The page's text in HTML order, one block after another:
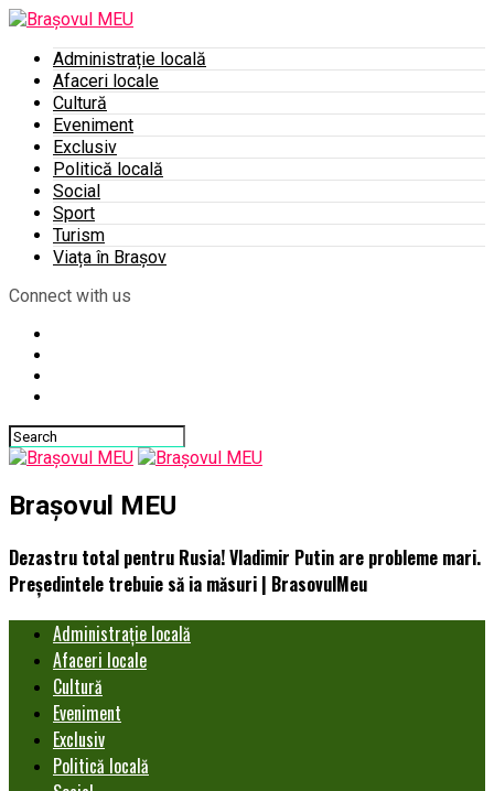
Administrație locală
Afaceri locale
Cultură
Eveniment
Exclusiv
Politică locală
Social
Sport
Turism
Viața în Brașov
Connect with us
Brașovul MEU
Dezastru total pentru Rusia! Vladimir Putin are probleme mari.
Președintele trebuie să ia măsuri | BrasovulMeu
Administrație locală
Afaceri locale
Cultură
Eveniment
Exclusiv
Politică locală